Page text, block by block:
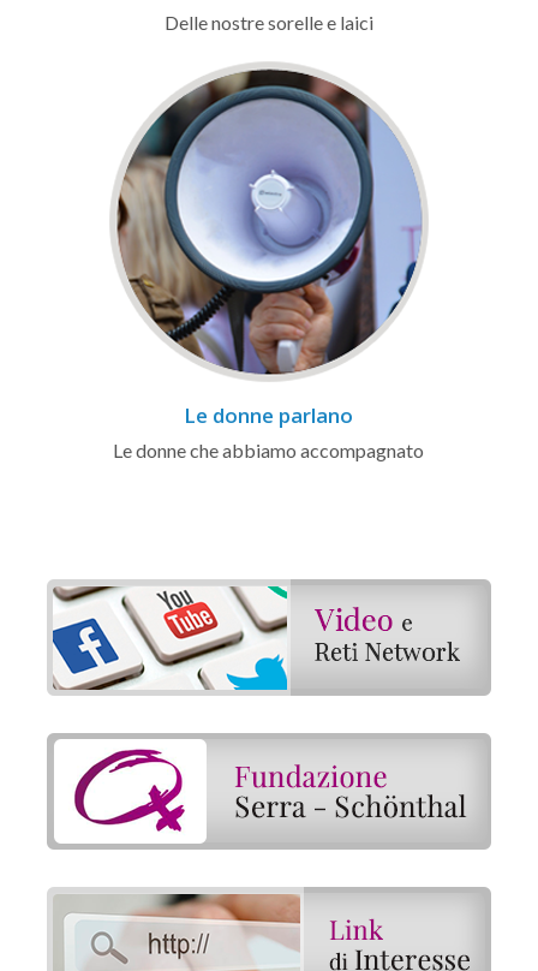
Delle nostre sorelle e laici
Le donne parlano
Le donne che abbiamo accompagnato